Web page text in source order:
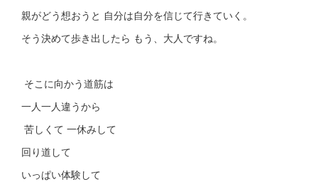
親がどう想おうと 自分は自分を信じて行きていく。
そう決めて歩き出したら もう、大人ですね。
そこに向かう道筋は
一人一人違うから
苦しくて 一休みして
回り道して
いっぱい体験して